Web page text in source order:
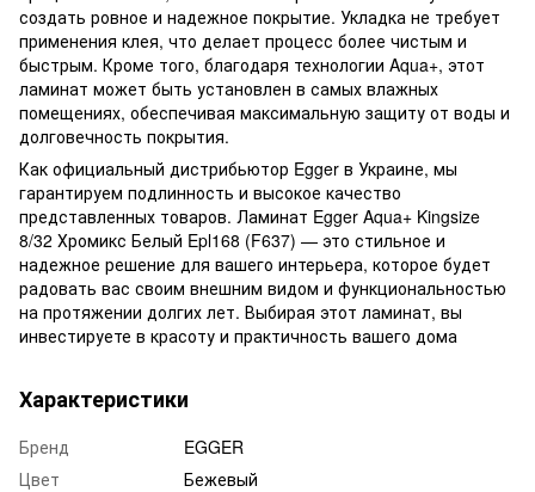
создать ровное и надежное покрытие. Укладка не требует
применения клея, что делает процесс более чистым и
быстрым. Кроме того, благодаря технологии Aqua+, этот
ламинат может быть установлен в самых влажных
помещениях, обеспечивая максимальную защиту от воды и
долговечность покрытия.
Как официальный дистрибьютор Egger в Украине, мы
гарантируем подлинность и высокое качество
представленных товаров. Ламинат Egger Aqua+ Kingsize
8/32 Хромикс Белый Epl168 (F637) — это стильное и
надежное решение для вашего интерьера, которое будет
радовать вас своим внешним видом и функциональностью
на протяжении долгих лет. Выбирая этот ламинат, вы
инвестируете в красоту и практичность вашего дома
Характеристики
Бренд
EGGER
Цвет
Бежевый